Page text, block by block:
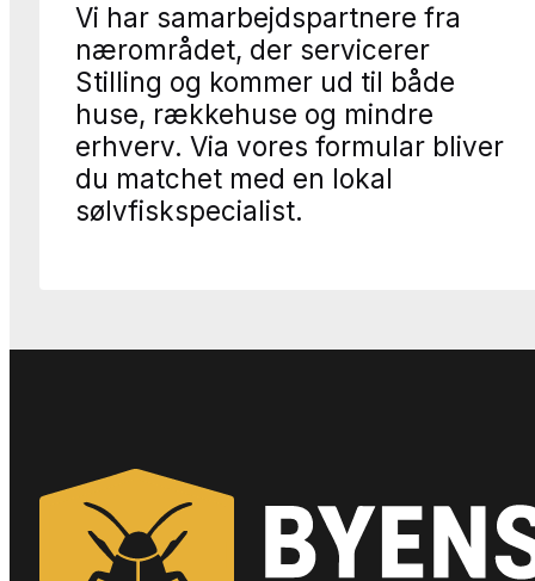
Vi har samarbejdspartnere fra
nærområdet, der servicerer
Stilling og kommer ud til både
huse, rækkehuse og mindre
erhverv. Via vores formular bliver
du matchet med en lokal
sølvfiskspecialist.